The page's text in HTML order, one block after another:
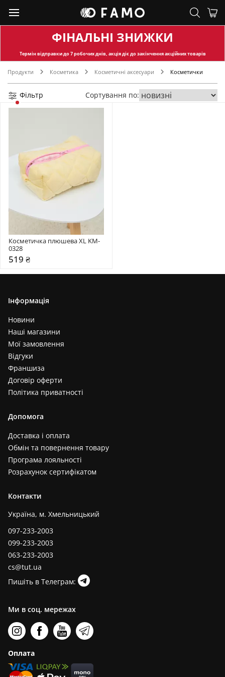
ФІНАЛЬНІ ЗНИЖКИ
Термін відправкидо 7 робочих днів, акція діє до закінчення акційних товарів
Продукти Косметика Косметичні аксесуари Косметички
Фільтр Сортування по:
Косметичка плюшева XL KM-
0328
519 ₴
Інформація
Новини
Наші магазини
Мої замовлення
Відгуки
Франшиза
Договір оферти
Політика приватності
Допомога
Доставка і оплата
Обмін та повернення товару
Програма лояльності
Розрахунок сертифікатом
Контакти
Україна, м. Хмельницький
097-233-2003
099-233-2003
063-233-2003
cs@tut.ua
Пишіть в Телеграм:
Ми в соц. мережах
Оплата